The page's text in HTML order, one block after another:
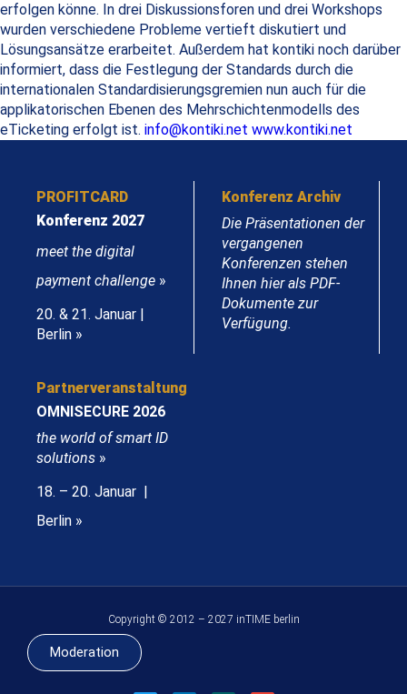
erfolgen könne. In drei Diskussionsforen und drei Workshops
wurden verschiedene Probleme vertieft diskutiert und
Lösungsansätze erarbeitet. Außerdem hat kontiki noch darüber
informiert, dass die Festlegung der Standards durch die
internationalen Standardisierungsgremien nun auch für die
applikatorischen Ebenen des Mehrschichtenmodells des
eTicketing erfolgt ist. info@kontiki.net www.kontiki.net
PROFITCARD
Konferenz 2027
meet the digital
payment challenge »
20. & 21. Januar |
Berlin »
Konferenz Archiv
Die Präsentationen der
vergangenen
Konferenzen stehen
Ihnen hier als PDF-
Dokumente zur
Verfügung.
Partnerveranstaltung
OMNISECURE 2026
the world of smart ID
solutions »
18. – 20. Januar |
Berlin »
Copyright © 2012 – 2027 inTIME berlin
Moderation